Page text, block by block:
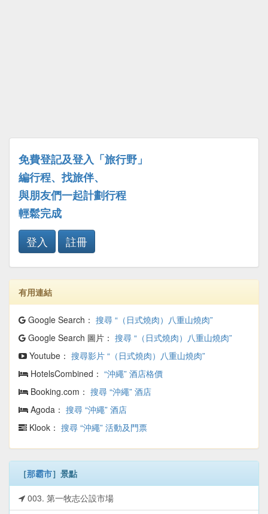
免費登記及登入「旅行野」
編行程、找旅伴、
與朋友們一起計劃行程
輕鬆完成
登入
註冊
有用連結
Google Search： 搜尋 “（日式燒肉）八重山燒肉”
Google Search 圖片： 搜尋 “（日式燒肉）八重山燒肉”
Youtube： 搜尋影片 “（日式燒肉）八重山燒肉”
HotelsCombined： “沖繩” 酒店格價
Booking.com： 搜尋 “沖繩” 酒店
Agoda： 搜尋 “沖繩” 酒店
Klook： 搜尋 “沖繩” 活動及門票
［那霸市］景點
003. 第一牧志公設市場